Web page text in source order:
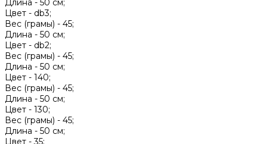
Цвет - db3;
Вес (грамы) - 45;
Длина - 50 см;
Цвет - db2;
Вес (грамы) - 45;
Длина - 50 см;
Цвет - 140;
Вес (грамы) - 45;
Длина - 50 см;
Цвет - 130;
Вес (грамы) - 45;
Длина - 50 см;
Цвет -35;